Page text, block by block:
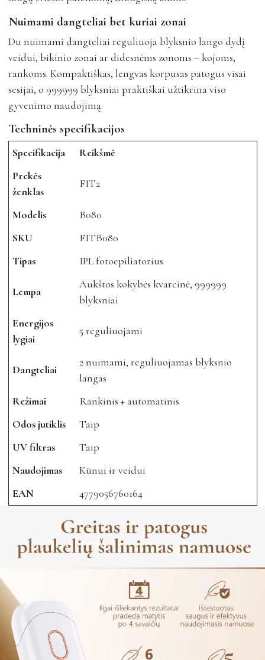
Nuimami dangteliai bet kuriai zonai
Du nuimami dangteliai reguliuoja blyksnio lango dydį
veidui, bikinio zonai ar didesnėms zonoms – kojoms,
rankoms. Kompaktiškas, lengvas korpusas patogus visai
sesijai, o 999999 blyksniai praktiškai užtikrina viso
gyvenimo naudojimą.
Techninės specifikacijos
Specifikacija
Reikšmė
Prekės
ženklas
FIT2
Modelis
B080
SKU
FITB080
Tipas
IPL fotoepiliatorius
Lempa
Aukštos kokybės kvarcinė, 999999
blyksniai
Energijos
lygiai
5 reguliuojami
Dangteliai
2 nuimami, reguliuojamas blyksnio
langas
Režimai
Rankinis + automatinis
Odos jutiklis
Taip
UV filtras
Taip
Naudojimas
Kūnui ir veidui
EAN
4779056760164